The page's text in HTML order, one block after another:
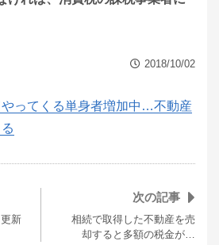
2018/10/02
ってくる単身者増加中…不動産
新
次の記事
相続で取得した不動産を売
却すると多額の税金が…